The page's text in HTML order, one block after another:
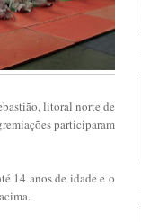
litoral norte de
participaram
14 anos de idade e o